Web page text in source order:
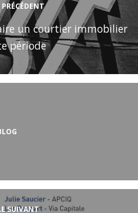
un courtier immobilier
période
SUIVANT